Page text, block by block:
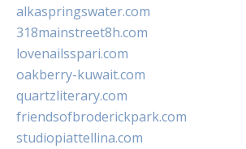
alkaspringswater.com
318mainstreet8h.com
lovenailsspari.com
oakberry-kuwait.com
quartzliterary.com
friendsofbroderickpark.com
studiopiattellina.com